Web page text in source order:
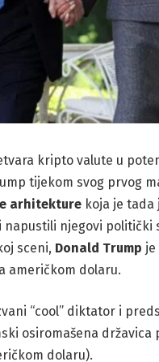
kripto valute u
tijekom svog prvog
arhitekturekoja je tada
napustili njegovi politički
sceni, Donald Trump je
američkom dolaru.
“cool” diktator i
osiromašena
dolaru).